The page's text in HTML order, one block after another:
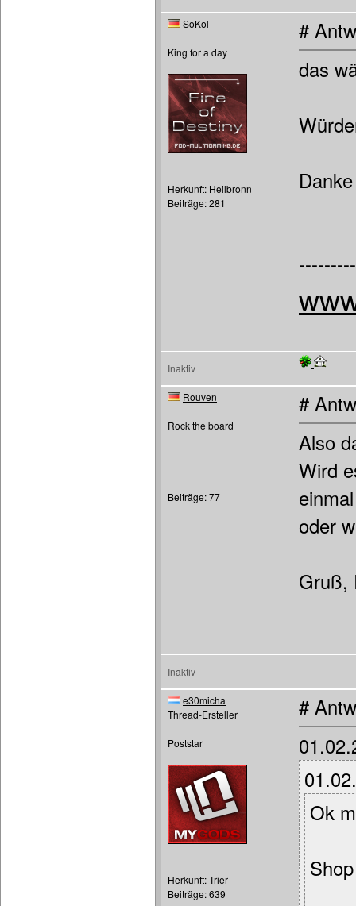
SoKol
King for a day
Herkunft: Heilbronn
Beiträge: 281
#
das
Inaktiv
Rouven
Rock the board
Beiträge: 77
#
Also
Wird
oder
Gruß,
Inaktiv
e30micha
Thread-Ersteller
Poststar
Herkunft: Trier
Beiträge: 639
#
Ok